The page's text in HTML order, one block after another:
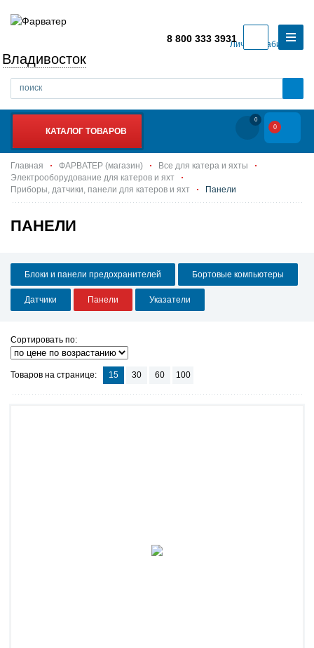
Личный кабинет
Владивосток
8 800 333 3931
КАТАЛОГ ТОВАРОВ
0
0
Главная ФАРВАТЕР (магазин)
Все для катера и яхты
Электрооборудование для катеров и яхт
Приборы, датчики, панели для катеров и яхт
Панели
ПАНЕЛИ
Блоки и панели предохранителей Бортовые компьютеры
Датчики Панели Указатели
Сортировать по:
Товаров на странице: 15 30 60 100